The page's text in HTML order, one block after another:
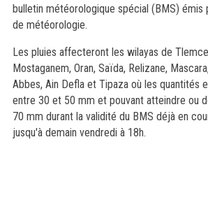
bulletin météorologique spécial (BMS) émis
de météorologie.
Les pluies affecteront les wilayas de
Mostaganem, Oran, Saïda, Relizane,
Abbes, Ain Defla et Tipaza où les quantités
entre 30 et 50 mm et pouvant atteindre ou
70 mm durant la validité du BMS déjà en
jusqu'à demain vendredi à 18h.